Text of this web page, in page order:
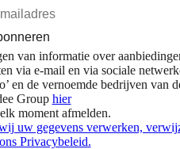
van informatie over
via e-mail en via sociale
en de vernoemde bedrijven van
Group hier
moment afmelden.
uw gegevens verwerken,
Privacybeleid.